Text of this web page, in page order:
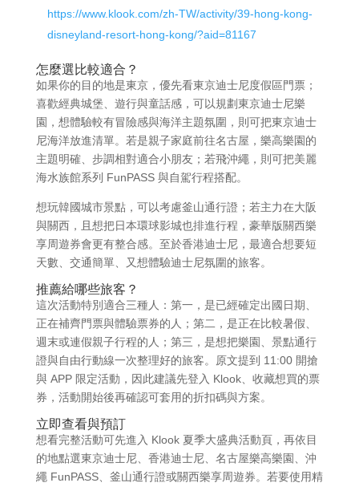
https://www.klook.com/zh-TW/activity/39-hong-kong-
disneyland-resort-hong-kong/?aid=81167
怎麼選比較適合？
如果你的目的地是東京，優先看東京迪士尼度假區門票；
喜歡經典城堡、遊行與童話感，可以規劃東京迪士尼樂
園，想體驗較有冒險感與海洋主題氛圍，則可把東京迪士
尼海洋放進清單。若是親子家庭前往名古屋，樂高樂園的
主題明確、步調相對適合小朋友；若飛沖繩，則可把美麗
海水族館系列 FunPASS 與自駕行程搭配。
想玩韓國城市景點，可以考慮釜山通行證；若主力在大阪
與關西，且想把日本環球影城也排進行程，豪華版關西樂
享周遊券會更有整合感。至於香港迪士尼，最適合想要短
天數、交通簡單、又想體驗迪士尼氛圍的旅客。
推薦給哪些旅客？
這次活動特別適合三種人：第一，是已經確定出國日期、
正在補齊門票與體驗票券的人；第二，是正在比較暑假、
週末或連假親子行程的人；第三，是想把樂園、景點通行
證與自由行動線一次整理好的旅客。原文提到 11:00 開搶
與 APP 限定活動，因此建議先登入 Klook、收藏想買的票
券，活動開始後再確認可套用的折扣碼與方案。
立即查看與預訂
想看完整活動可先進入 Klook 夏季大盛典活動頁，再依目
的地點選東京迪士尼、香港迪士尼、名古屋樂高樂園、沖
繩 FunPASS、釜山通行證或關西樂享周遊券。若要使用精